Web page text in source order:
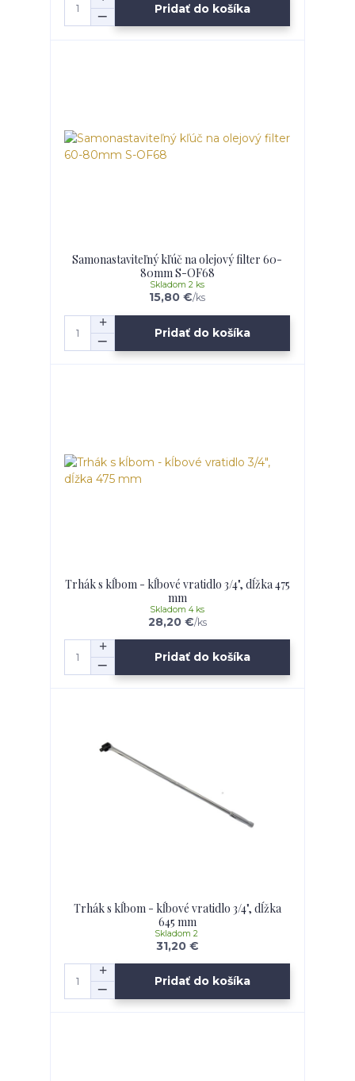
Pridať do košíka
Samonastaviteľný kľúč na olejový filter 60-
80mm S-OF68
15,80 €/ks
Skladom 2 ks
Pridať do košíka
Trhák s kĺbom - kĺbové vratidlo 3/4", dĺžka 475
mm
28,20 €/ks
Skladom 4 ks
Pridať do košíka
Trhák s kĺbom - kĺbové vratidlo 3/4", dĺžka
645 mm
31,20 €
Skladom 2
Pridať do košíka